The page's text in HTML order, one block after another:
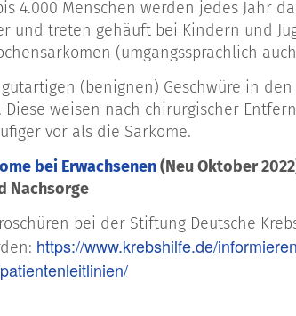
4.000 Menschen werden jedes Jahr
und treten gehäuft bei Kindern und
(umgangssprachlich
(benignen) Geschwüre in
Diese weisen nach chirurgischer
vor als die Sarkome.
bei Erwachsenen(Neu Oktober
Nachsorge
bei der Stiftung Deutsche
https://www.krebshilfe.de/